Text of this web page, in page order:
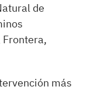
de
Frontera,
más